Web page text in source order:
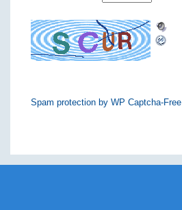
Spam protection by WP Captcha-Free